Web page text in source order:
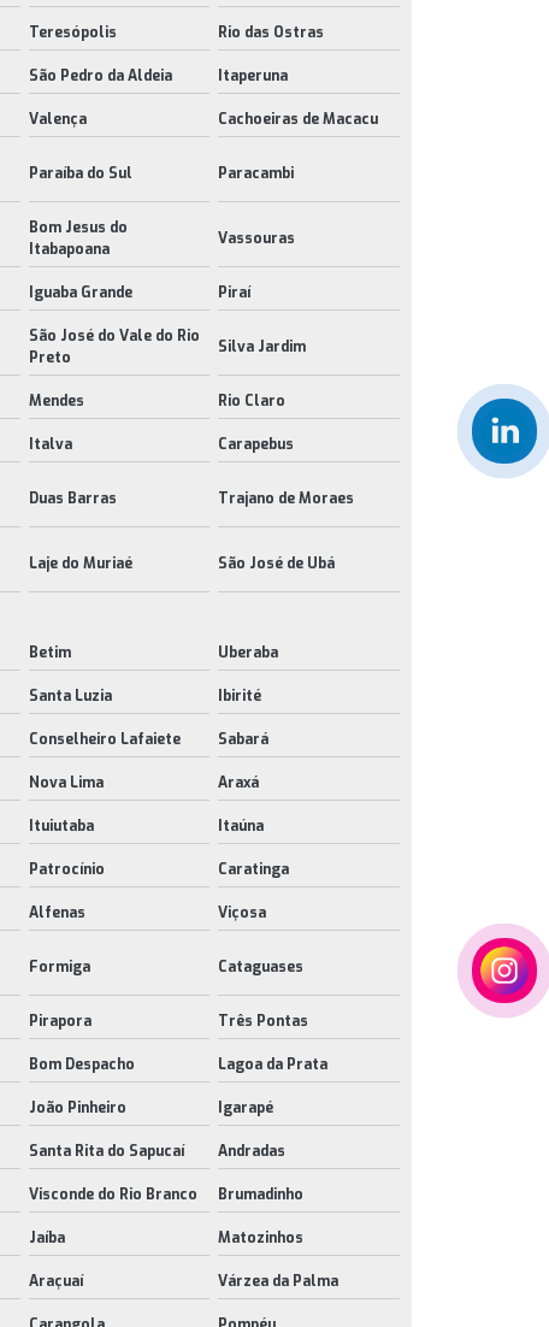
Teresópolis Rio das Ostras
São Pedro da Aldeia Itaperuna
Valença Cachoeiras de Macacu
Paraíba do Sul Paracambi
Bom Jesus do
Itabapoana
Vassouras
Iguaba Grande Piraí
São José do Vale do Rio
Preto
Silva Jardim
Mendes Rio Claro
Italva Carapebus
Duas Barras Trajano de Moraes
Laje do Muriaé São José de Ubá
Betim Uberaba
Santa Luzia Ibirité
Conselheiro Lafaiete Sabará
Nova Lima Araxá
Ituiutaba Itaúna
Patrocínio Caratinga
Alfenas Viçosa
Formiga Cataguases
Pirapora Três Pontas
Bom Despacho Lagoa da Prata
João Pinheiro Igarapé
Santa Rita do Sapucaí Andradas
Visconde do Rio Branco Brumadinho
Jaíba Matozinhos
Araçuaí Várzea da Palma